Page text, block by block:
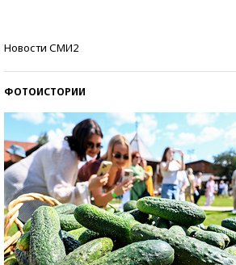
Новости СМИ2
ФОТОИСТОРИИ